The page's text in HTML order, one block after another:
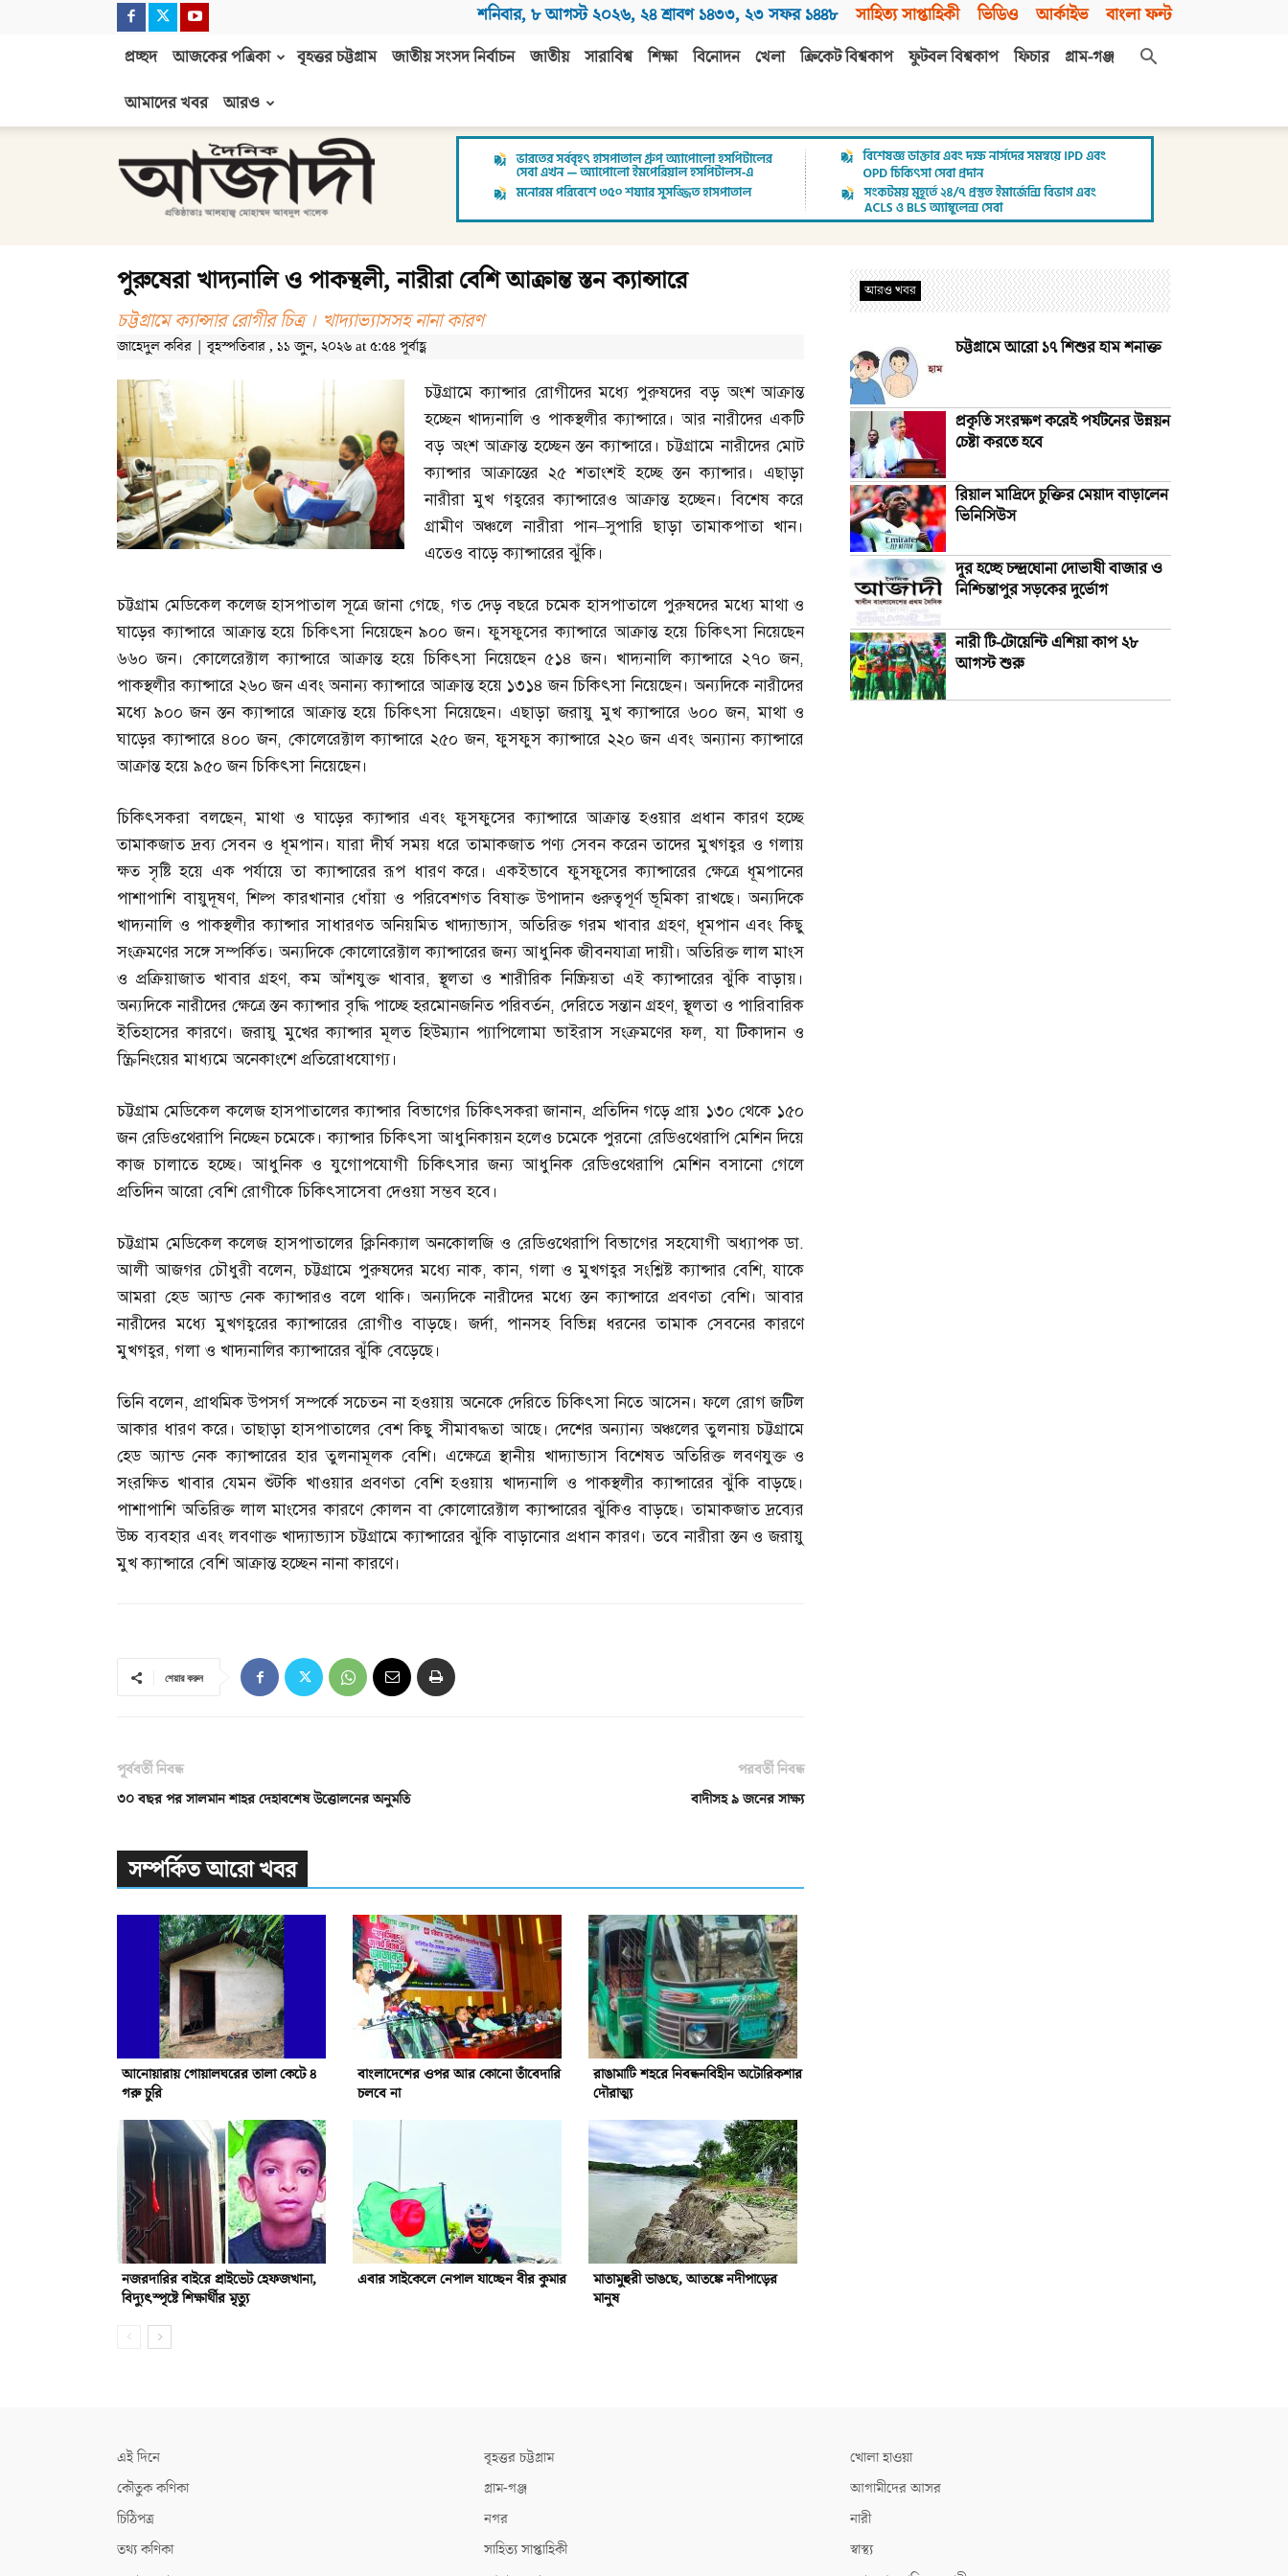
শনিবার, ৮ আগস্ট ২০২৬, ২৪ শ্রাবণ ১৪৩৩, ২৩ সফর ১৪৪৮ সাহিত্য সাপ্তাহিকী ভিডিও আর্কাইভ বাংলা ফন্ট
প্রচ্ছদ আজকের পত্রিকা বৃহত্তর চট্টগ্রাম জাতীয় সংসদ নির্বাচন জাতীয় সারাবিশ্ব শিক্ষা বিনোদন খেলা ক্রিকেট বিশ্বকাপ ফুটবল বিশ্বকাপ ফিচার
গ্রাম-গঞ্জ
আমাদের খবর
আরও
আজাদী
পুরুষেরা খাদ্যনালি ও পাকস্থলী, নারীরা বেশি আক্রান্ত স্তন ক্যান্সারে
চট্টগ্রামে ক্যান্সার রোগীর চিত্র । খাদ্যাভ্যাসসহ নানা কারণ
জাহেদুল কবির | বৃহস্পতিবার , ১১ জুন, ২০২৬ at ৫:৫৪ পূর্বাহ্ণ
চট্টগ্রামে ক্যান্সার রোগীদের মধ্যে পুরুষদের বড় অংশ আক্রান্ত
হচ্ছেন খাদ্যনালি ও পাকস্থলীর ক্যান্সারে। আর নারীদের একটি
বড় অংশ আক্রান্ত হচ্ছেন স্তন ক্যান্সারে। চট্টগ্রামে নারীদের মোট
ক্যান্সার আক্রান্তের ২৫ শতাংশই হচ্ছে স্তন ক্যান্সার। এছাড়া
নারীরা মুখ গহ্বরের ক্যান্সারেও আক্রান্ত হচ্ছেন। বিশেষ করে
গ্রামীণ অঞ্চলে নারীরা পান–সুপারি ছাড়া তামাকপাতা খান।
এতেও বাড়ে ক্যান্সারের ঝুঁকি।
চট্টগ্রাম মেডিকেল কলেজ হাসপাতাল সূত্রে জানা গেছে, গত দেড় বছরে চমেক হাসপাতালে পুরুষদের মধ্যে মাথা ও
ঘাড়ের ক্যান্সারে আক্রান্ত হয়ে চিকিৎসা নিয়েছেন ৯০০ জন। ফুসফুসের ক্যান্সারে আক্রান্ত হয়ে চিকিৎসা নিয়েছেন
৬৬০ জন। কোলেরেক্টাল ক্যান্সারে আক্রান্ত হয়ে চিকিৎসা নিয়েছেন ৫১৪ জন। খাদ্যনালি ক্যান্সারে ২৭০ জন,
পাকস্থলীর ক্যান্সারে ২৬০ জন এবং অনান্য ক্যান্সারে আক্রান্ত হয়ে ১৩১৪ জন চিকিৎসা নিয়েছেন। অন্যদিকে নারীদের
মধ্যে ৯০০ জন স্তন ক্যান্সারে আক্রান্ত হয়ে চিকিৎসা নিয়েছেন। এছাড়া জরায়ু মুখ ক্যান্সারে ৬০০ জন,মাথা ও
ঘাড়ের ক্যান্সারে ৪০০ জন, কোলেরেক্টাল ক্যান্সারে ২৫০ জন,ফুসফুস ক্যান্সারে ২২০ জন এবং অন্যান্য ক্যান্সারে
আক্রান্ত হয়ে ৯৫০ জন চিকিৎসা নিয়েছেন।
চিকিৎসকরা বলছেন,মাথা ও ঘাড়ের ক্যান্সার এবং ফুসফুসের ক্যান্সারে আক্রান্ত হওয়ার প্রধান কারণ হচ্ছে
তামাকজাত দ্রব্য সেবন ও ধূমপান। যারা দীর্ঘ সময় ধরে তামাকজাত পণ্য সেবন করেন তাদের মুখগহ্বর ও গলায়
ক্ষত সৃষ্টি হয়ে এক পর্যায়ে তা ক্যান্সারের রূপ ধারণ করে। একইভাবে ফুসফুসের ক্যান্সারের ক্ষেত্রে ধূমপানের
পাশাপাশি বায়ুদূষণ,শিল্প কারখানার ধোঁয়া ও পরিবেশগত বিষাক্ত উপাদান গুরুত্বপূর্ণ ভূমিকা রাখছে। অন্যদিকে
খাদ্যনালি ও পাকস্থলীর ক্যান্সার সাধারণত অনিয়মিত খাদ্যাভ্যাস,অতিরিক্ত গরম খাবার গ্রহণ, ধূমপান এবং কিছু
সংক্রমণের সঙ্গে সম্পর্কিত। অন্যদিকে কোলোরেক্টাল ক্যান্সারের জন্য আধুনিক জীবনযাত্রা দায়ী। অতিরিক্ত লাল মাংস
ও প্রক্রিয়াজাত খাবার গ্রহণ,কম আঁশযুক্ত খাবার,স্থূলতা ও শারীরিক নিষ্ক্রিয়তা এই ক্যান্সারের ঝুঁকি বাড়ায়।
অন্যদিকে নারীদের ক্ষেত্রে স্তন ক্যান্সার বৃদ্ধি পাচ্ছে হরমোনজনিত পরিবর্তন, দেরিতে সন্তান গ্রহণ,স্থূলতা ও পারিবারিক
ইতিহাসের কারণে। জরায়ু মুখের ক্যান্সার মূলত হিউম্যান প্যাপিলোমা ভাইরাস সংক্রমণের ফল,যা টিকাদান ও
স্ক্রিনিংয়ের মাধ্যমে অনেকাংশে প্রতিরোধযোগ্য।
চট্টগ্রাম মেডিকেল কলেজ হাসপাতালের ক্যান্সার বিভাগের চিকিৎসকরা জানান, প্রতিদিন গড়ে প্রায় ১৩০ থেকে ১৫০
জন রেডিওথেরাপি নিচ্ছেন চমেকে। ক্যান্সার চিকিৎসা আধুনিকায়ন হলেও চমেকে পুরনো রেডিওথেরাপি মেশিন দিয়ে
কাজ চালাতে হচ্ছে। আধুনিক ও যুগোপযোগী চিকিৎসার জন্য আধুনিক রেডিওথেরাপি মেশিন বসানো গেলে
প্রতিদিন আরো বেশি রোগীকে চিকিৎসাসেবা দেওয়া সম্ভব হবে।
চট্টগ্রাম মেডিকেল কলেজ হাসপাতালের ক্লিনিক্যাল অনকোলজি ও রেডিওথেরাপি বিভাগের সহযোগী অধ্যাপক ডা.
আলী আজগর চৌধুরী বলেন,চট্টগ্রামে পুরুষদের মধ্যে নাক,কান,গলা ও মুখগহ্বর সংশ্লিষ্ট ক্যান্সার বেশি,যাকে
আমরা হেড অ্যান্ড নেক ক্যান্সারও বলে থাকি। অন্যদিকে নারীদের মধ্যে স্তন ক্যান্সারে প্রবণতা বেশি। আবার
নারীদের মধ্যে মুখগহ্বরের ক্যান্সারের রোগীও বাড়ছে। জর্দা, পানসহ বিভিন্ন ধরনের তামাক সেবনের কারণে
মুখগহ্বর, গলা ও খাদ্যনালির ক্যান্সারের ঝুঁকি বেড়েছে।
তিনি বলেন, প্রাথমিক উপসর্গ সম্পর্কে সচেতন না হওয়ায় অনেকে দেরিতে চিকিৎসা নিতে আসেন। ফলে রোগ জটিল
আকার ধারণ করে। তাছাড়া হাসপাতালের বেশ কিছু সীমাবদ্ধতা আছে। দেশের অন্যান্য অঞ্চলের তুলনায় চট্টগ্রামে
হেড অ্যান্ড নেক ক্যান্সারের হার তুলনামূলক বেশি। এক্ষেত্রে স্থানীয় খাদ্যাভ্যাস বিশেষত অতিরিক্ত লবণযুক্ত ও
সংরক্ষিত খাবার যেমন শুঁটকি খাওয়ার প্রবণতা বেশি হওয়ায় খাদ্যনালি ও পাকস্থলীর ক্যান্সারের ঝুঁকি বাড়ছে।
পাশাপাশি অতিরিক্ত লাল মাংসের কারণে কোলন বা কোলোরেক্টাল ক্যান্সারের ঝুঁকিও বাড়ছে। তামাকজাত দ্রব্যের
উচ্চ ব্যবহার এবং লবণাক্ত খাদ্যাভ্যাস চট্টগ্রামে ক্যান্সারের ঝুঁকি বাড়ানোর প্রধান কারণ। তবে নারীরা স্তন ও জরায়ু
মুখ ক্যান্সারে বেশি আক্রান্ত হচ্ছেন নানা কারণে।
শেয়ার করুন
পূর্ববর্তী নিবন্ধ
৩০ বছর পর সালমান শাহর দেহাবশেষ উত্তোলনের অনুমতি
পরবর্তী নিবন্ধ
বাদীসহ ৯ জনের সাক্ষ্য
সম্পর্কিত আরো খবর
আনোয়ারায় গোয়ালঘরের তালা কেটে ৪
গরু চুরি
বাংলাদেশের ওপর আর কোনো তাঁবেদারি
চলবে না
রাঙামাটি শহরে নিবন্ধনবিহীন অটোরিকশার
দৌরাত্ম্য
নজরদারির বাইরে প্রাইভেট হেফজখানা,
বিদ্যুৎস্পৃষ্টে শিক্ষার্থীর মৃত্যু
এবার সাইকেলে নেপাল যাচ্ছেন বীর কুমার
মাতামুহুরী ভাঙছে, আতঙ্কে নদীপাড়ের
মানুষ
আরও খবর
চট্টগ্রামে আরো ১৭ শিশুর হাম শনাক্ত
প্রকৃতি সংরক্ষণ করেই পর্যটনের উন্নয়ন
চেষ্টা করতে হবে
রিয়াল মাদ্রিদে চুক্তির মেয়াদ বাড়ালেন
ভিনিসিউস
দূর হচ্ছে চন্দ্রঘোনা দোভাষী বাজার ও
নিশ্চিন্তাপুর সড়কের দুর্ভোগ
নারী টি-টোয়েন্টি এশিয়া কাপ ২৮
আগস্ট শুরু
এই দিনে
কৌতুক কণিকা
চিঠিপত্র
তথ্য কণিকা
বৃহত্তর চট্টগ্রাম
গ্রাম-গঞ্জ
নগর
সাহিত্য সাপ্তাহিকী
খোলা হাওয়া
আগামীদের আসর
নারী
স্বাস্থ্য